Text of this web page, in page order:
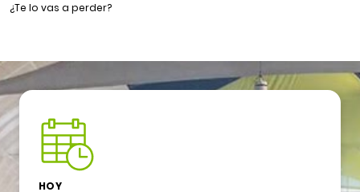
¿Te lo vas a perder?
HOY